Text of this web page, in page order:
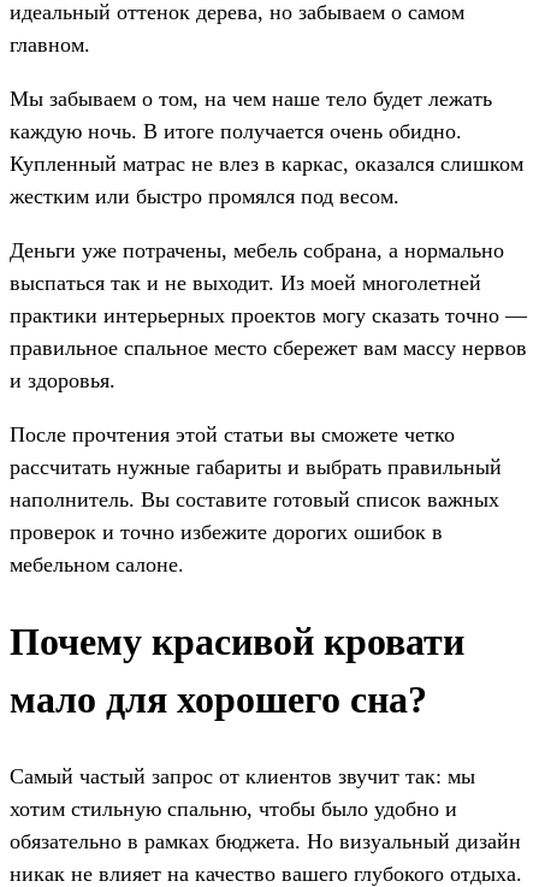
идеальный оттенок дерева, но забываем о самом
главном.
Мы забываем о том, на чем наше тело будет лежать
каждую ночь. В итоге получается очень обидно.
Купленный матрас не влез в каркас, оказался слишком
жестким или быстро промялся под весом.
Деньги уже потрачены, мебель собрана, а нормально
выспаться так и не выходит. Из моей многолетней
практики интерьерных проектов могу сказать точно —
правильное спальное место сбережет вам массу нервов
и здоровья.
После прочтения этой статьи вы сможете четко
рассчитать нужные габариты и выбрать правильный
наполнитель. Вы составите готовый список важных
проверок и точно избежите дорогих ошибок в
мебельном салоне.
Почему красивой кровати
мало для хорошего сна?
Самый частый запрос от клиентов звучит так: мы
хотим стильную спальню, чтобы было удобно и
обязательно в рамках бюджета. Но визуальный дизайн
никак не влияет на качество вашего глубокого отдыха.